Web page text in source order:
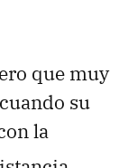
que muy
su
la